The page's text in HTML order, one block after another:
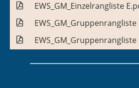
EWS_GM_Einzelrangliste
EWS_GM_Gruppenrangliste